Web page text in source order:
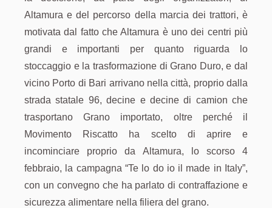
Altamura e del percorso della marcia dei trattori, è
motivata dal fatto che Altamura è uno dei centri più
grandi e importanti per quanto riguarda lo
stoccaggio e la trasformazione di Grano Duro, e dal
vicino Porto di Bari arrivano nella città, proprio dalla
strada statale 96, decine e decine di camion che
trasportano Grano importato, oltre perché il
Movimento Riscatto ha scelto di aprire e
incominciare proprio da Altamura, lo scorso 4
febbraio, la campagna “Te lo do io il made in Italy”,
con un convegno che ha parlato di contraffazione e
sicurezza alimentare nella filiera del grano.